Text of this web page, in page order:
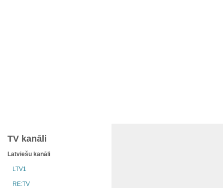
TV kanāli
Latviešu kanāli
LTV1
RE:TV